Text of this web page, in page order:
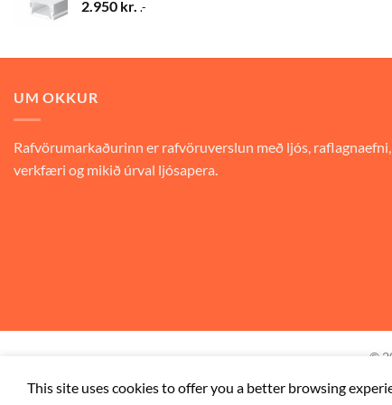
2.950 kr. .-
UM OKKUR
Rafvörumarkaðurinn er rafvöruverslun með ljós, raflagnaefni,
verkfæri og mikið úrval ljósapera.
©
This site uses cookies to offer you a better browsing